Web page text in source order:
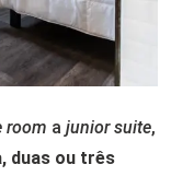
room a junior suite,
duas ou três